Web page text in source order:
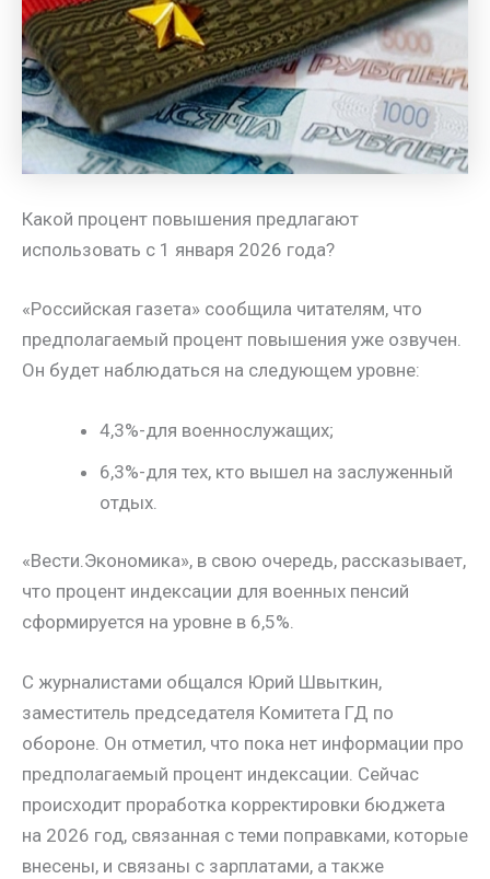
Какой процент повышения предлагают
использовать с 1 января 2026 года?
«Российская газета» сообщила читателям, что
предполагаемый процент повышения уже озвучен.
Он будет наблюдаться на следующем уровне:
4,3%-для военнослужащих;
6,3%-для тех, кто вышел на заслуженный
отдых.
«Вести.Экономика», в свою очередь, рассказывает,
что процент индексации для военных пенсий
сформируется на уровне в 6,5%.
С журналистами общался Юрий Швыткин,
заместитель председателя Комитета ГД по
обороне. Он отметил, что пока нет информации про
предполагаемый процент индексации. Сейчас
происходит проработка корректировки бюджета
на 2026 год, связанная с теми поправками, которые
внесены, и связаны с зарплатами, а также